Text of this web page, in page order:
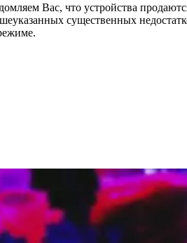
Вас, что устройства
существенных